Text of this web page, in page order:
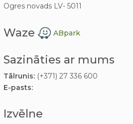
Ogres novads LV- 5011
Waze ABpark
Sazināties ar mums
Tālrunis:(+371) 27 336 600
E-pasts:
Izvēlne